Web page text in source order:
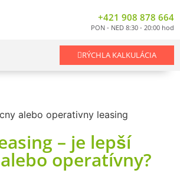
+421 908 878 664
PON - NED 8:30 - 20:00 hod
RÝCHLA KALKULÁCIA
– je lepší
operatívny?